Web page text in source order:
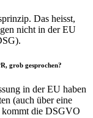
Das heisst,
nicht in der EU
grob gesprochen?
in der EU haben
(auch über eine
kommt die DSGVO